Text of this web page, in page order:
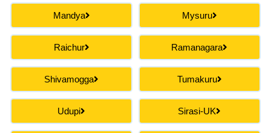
Mandya Mysuru
Raichur Ramanagara
Shivamogga Tumakuru
Udupi Sirasi-UK